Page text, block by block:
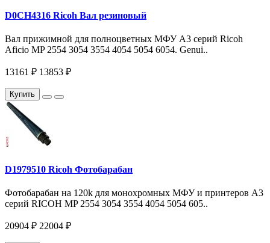
D0CH4316 Ricoh Вал резиновый
Вал прижимной для полноцветных МФУ A3 серий Ricoh
Aficio MP 2554 3054 3554 4054 5054 6054. Genui..
13161 ₽ 13853 ₽
Купить
D1979510 Ricoh Фотобарабан
Фотобарабан на 120k для монохромных МФУ и принтеров A3
серий RICOH MP 2554 3054 3554 4054 5054 605..
20904 ₽ 22004 ₽